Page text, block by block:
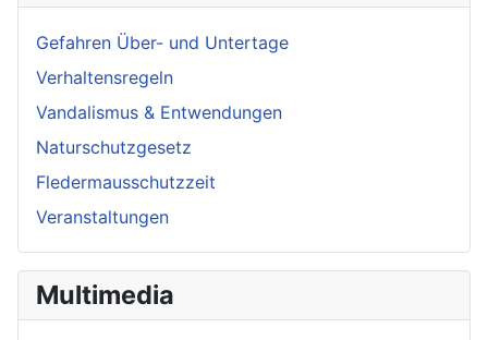
Gefahren Über- und Untertage
Verhaltensregeln
Vandalismus & Entwendungen
Naturschutzgesetz
Fledermausschutzzeit
Veranstaltungen
Multimedia